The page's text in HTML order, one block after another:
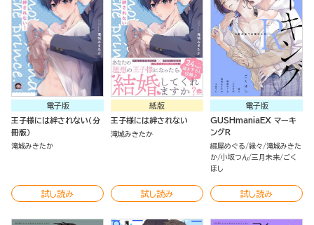
電子版
王子様には絆されない（分
冊版）
滝城みきたか
試し読み
紙版
王子様には絆されない
滝城みきたか
試し読み
電子版
GUSHmaniaEX マーキ
ングR
綴屋めぐる 縁々 滝城みきた
か 小坂つん 三月未来 ごく
ほし
試し読み